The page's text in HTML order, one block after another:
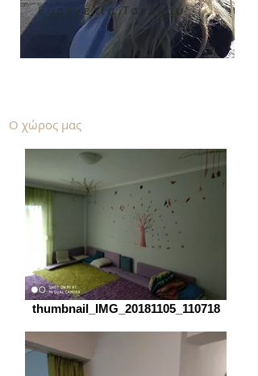
Ευαγγελία Τσέλκου
Ο χώρος μας
thumbnail_IMG_20181105_110718